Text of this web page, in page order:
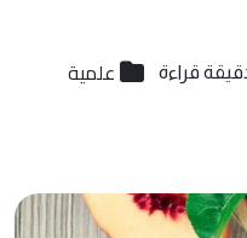
علمية